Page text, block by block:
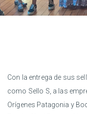
Con la entrega de sus
como Sello S, a las
Orígenes Patagonia y